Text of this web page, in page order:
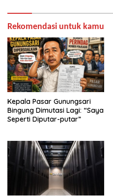
Rekomendasi untuk kamu
Kepala Pasar Gunungsari
Bingung Dimutasi Lagi: “Saya
Seperti Diputar-putar”